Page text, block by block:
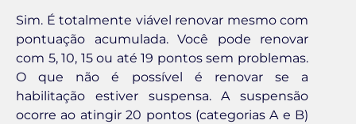
Sim. É totalmente viável renovar mesmo com
pontuação acumulada. Você pode renovar
com 5, 10, 15 ou até 19 pontos sem problemas.
O que não é possível é renovar se a
habilitação estiver suspensa. A suspensão
ocorre ao atingir 20 pontos (categorias A e B)